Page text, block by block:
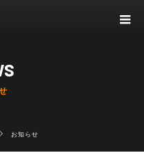
お知らせ